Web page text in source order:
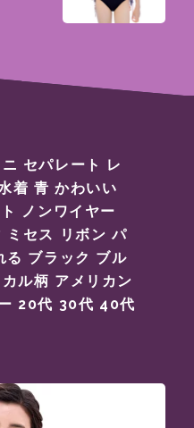
セパレート レ
着 青 かわいい
ノンワイヤー
ミセス リボン パ
る ブラック ブル
ル柄 アメリカン
20代 30代 40代